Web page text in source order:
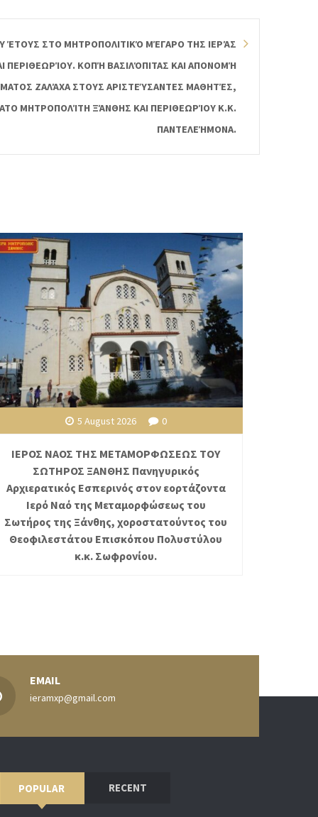
ΈΤΟΥΣ ΣΤΟ ΜΗΤΡΟΠΟΛΙΤΙΚΌ ΜΈΓΑΡΟ ΤΗΣ ΙΕΡΆΣ
ΚΟΠΉ ΒΑΣΙΛΌΠΙΤΑΣ ΚΑΙ ΑΠΟΝΟΜΉ
ΖΑΛΆΧΑ ΣΤΟΥΣ ΑΡΙΣΤΕΎΣΑΝΤΕΣ ΜΑΘΗΤΈΣ,
ΜΗΤΡΟΠΟΛΊΤΗ ΞΆΝΘΗΣ ΚΑΙ ΠΕΡΙΘΕΩΡΊΟΥ Κ.Κ.
ΠΑΝΤΕΛΕΉΜΟΝΑ.
5 August 2026 0
ΙΕΡΟΣ ΝΑΟΣ ΤΗΣ ΜΕΤΑΜΟΡΦΩΣΕΩΣ ΤΟΥ
ΣΩΤΗΡΟΣ ΞΑΝΘΗΣ Πανηγυρικός
Αρχιερατικός Εσπερινός στον εορτάζοντα
Ιερό Ναό της Μεταμορφώσεως του
Σωτήρος της Ξάνθης, χοροστατούντος του
Θεοφιλεστάτου Επισκόπου Πολυστύλου
κ.κ. Σωφρονίου.
EMAIL
ieramxp@gmail.com
POPULAR RECENT